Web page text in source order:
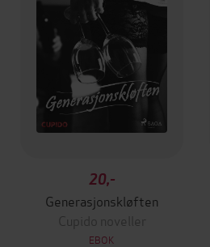
20,-
Generasjonskløften
Cupido noveller
EBOK